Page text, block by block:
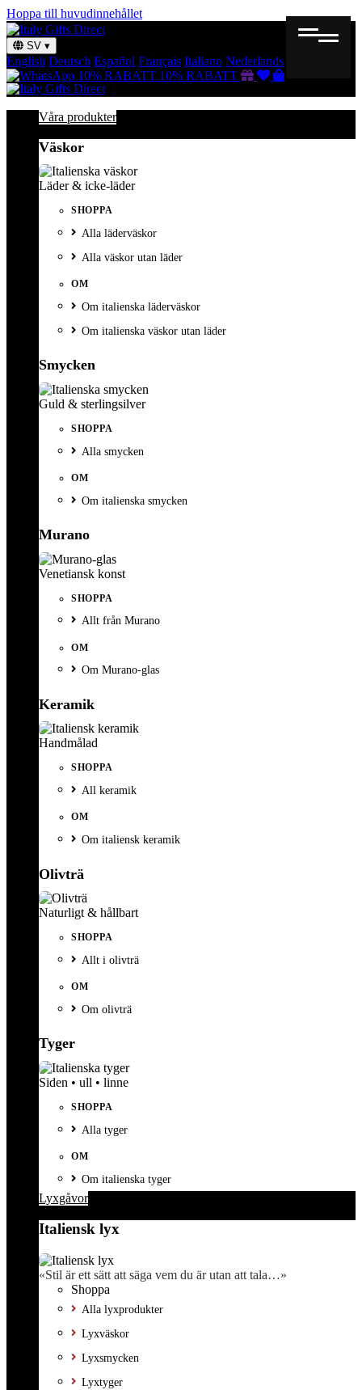
Hoppa till huvudinnehållet
SV ▾
English Deutsch Español Français Italiano Nederlands
10% RABATT 10% RABATT Presentkort
Önskelista
Varukorg
Våra produkter
Väskor
Läder & icke-läder
SHOPPA
Alla läderväskor
Alla väskor utan läder
OM
Om italienska läderväskor
Om italienska väskor utan läder
Smycken
Guld & sterlingsilver
SHOPPA
Alla smycken
OM
Om italienska smycken
Murano
Venetiansk konst
SHOPPA
Allt från Murano
OM
Om Murano-glas
Keramik
Handmålad
SHOPPA
All keramik
OM
Om italiensk keramik
Olivträ
Naturligt & hållbart
SHOPPA
Allt i olivträ
OM
Om olivträ
Tyger
Siden • ull • linne
SHOPPA
Alla tyger
OM
Om italienska tyger
Lyxgåvor
Italiensk lyx
«Stil är ett sätt att säga vem du är utan att tala…»
Shoppa
Alla lyxprodukter
Lyxväskor
Lyxsmycken
Lyxtyger